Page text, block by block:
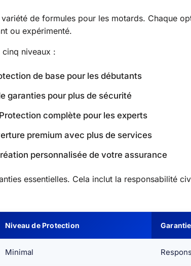
de formules pour les motards. Chaque
ou expérimenté.
cinq niveaux :
de base pour les débutants
garanties pour plus de sécurité
complète pour les experts
premium avec plus de services
personnalisée de votre assurance
essentielles. Cela inclut la responsabilité
Niveau de Protection
Minimal